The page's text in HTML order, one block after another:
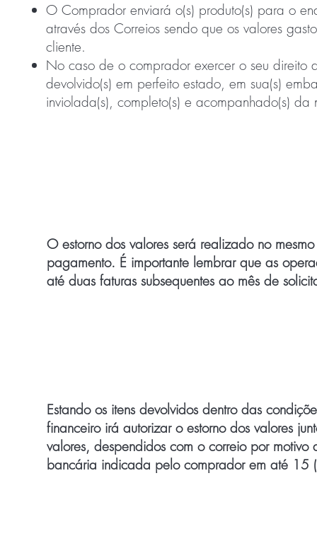
O Comprador enviará o(s) produto(s) para o
através dos Correios sendo que os valores
cliente.
No caso de o comprador exercer o seu direito
devolvido(s) em perfeito estado, em sua(s)
inviolada(s), completo(s) e acompanhado(s)
O estorno dos valores será realizado no
pagamento. É importante lembrar que as
até duas faturas subsequentes ao mês de
Estando os itens devolvidos dentro das
financeiro irá autorizar o estorno dos valores
valores, despendidos com o correio por
bancária indicada pelo comprador em até 15